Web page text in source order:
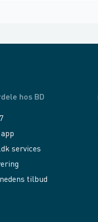
hos BD
app
services
tilbud